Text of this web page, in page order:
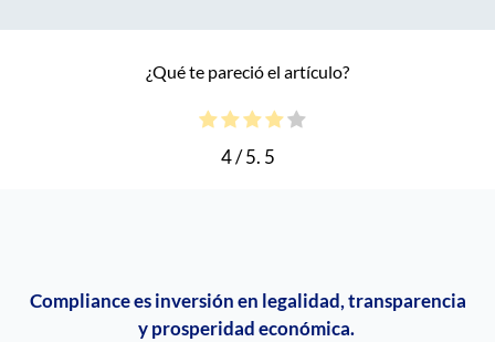
¿Qué te pareció el artículo?
4/ 5. 5
Compliancees inversión en legalidad, transparencia
y prosperidad económica.